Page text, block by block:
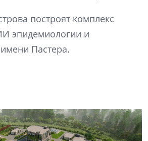
построят комплекс
эпидемиологии и
Пастера.